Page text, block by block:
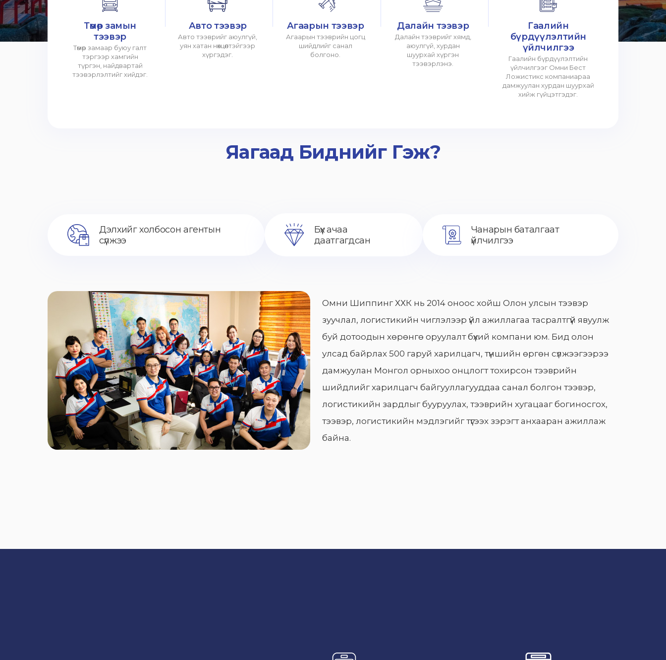
Төмөр замын
тээвэр
Төмөр замаар буюу галт
тэргээр хамгийн
түргэн, найдвартай
тээвэрлэлтийг хийдэг.
Авто тээвэр
Авто тээврийг аюулгүй,
уян хатан нөхцөлтэйгээр
хүргэдэг.
Агаарын тээвэр
Агаарын тээврийн цогц
шийдлийг санал
болгоно.
Далайн тээвэр
Далайн тээврийг хямд,
аюулгүй, хурдан
шуурхай хүргэн
тээвэрлэнэ.
Гаалийн
бүрдүүлэлтийн
үйлчилгээ
Гаалийн бүрдүүлэлтийн
үйлчилгээг Омни Бест
Ложистикс компаниараа
дамжуулан хурдан шуурхай
хийж гүйцэтгэдэг.
Яагаад Биднийг Гэж?
Дэлхийг холбосон агентын
сүлжээ
Бүх ачаа
даатгагдсан
Чанарын баталгаат
үйлчилгээ
Омни Шиппинг ХХК нь 2014 оноос хойш Олон улсын тээвэр
зуучлал, логистикийн чиглэлээр үйл ажиллагаа тасралтгүй явуулж
буй дотоодын хөрөнгө оруулалт бүхий компани юм. Бид олон
улсад байрлах 500 гаруй харилцагч, түншийн өргөн сүлжээгээрээ
дамжуулан Монгол орныхоо онцлогт тохирсон тээврийн
шийдлийг харилцагч байгууллагууддаа санал болгон тээвэр,
логистикийн зардлыг бууруулах, тээврийн хугацааг богиносгох,
тээвэр, логистикийн мэдлэгийг түгээх зэрэгт анхааран ажиллаж
байна.